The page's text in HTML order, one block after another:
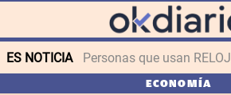
ES NOTICIA Personas que usan RELOJ
ECONOMÍA